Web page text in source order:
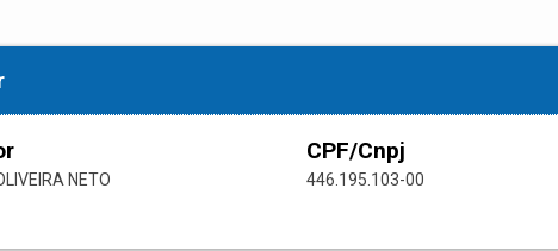
NETO
CPF/Cnpj
446.195.103-00